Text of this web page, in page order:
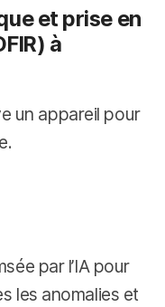
et prise en
à
un appareil pour
par l’IA pour
les anomalies et